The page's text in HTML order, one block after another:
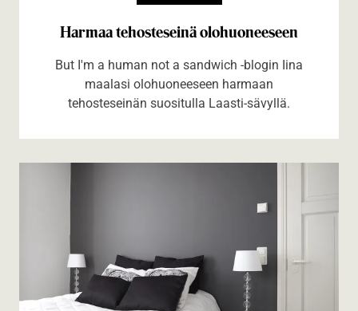
Harmaa tehosteseinä olohuoneeseen
But I'm a human not a sandwich -blogin Iina
maalasi olohuoneeseen harmaan
tehosteseinän suositulla Laasti-sävyllä.